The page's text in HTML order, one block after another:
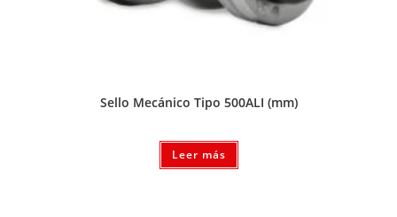
Sello Mecánico Tipo 500ALI (mm)
Leer más